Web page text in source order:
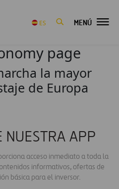
ES MENÚ
page
la mayor
de Europa
NUESTRA APP
acceso inmediato a toda la
informativos, ofertas de
básica para el inversor.